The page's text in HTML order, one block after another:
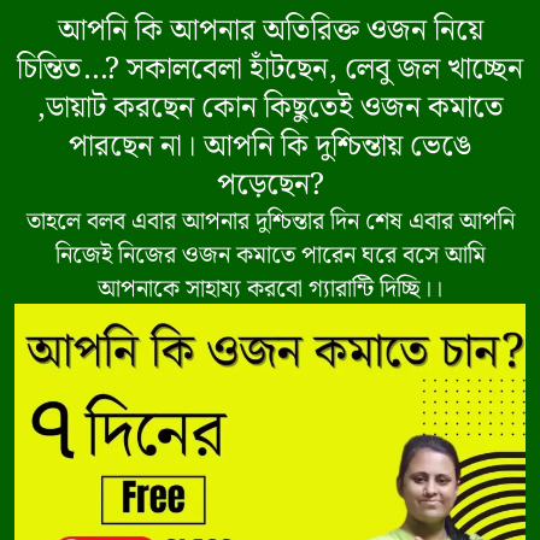
আপনি কি আপনার অতিরিক্ত ওজন নিয়ে
চিন্তিত...? সকালবেলা হাঁটছেন, লেবু জল খাচ্ছেন
,ডায়াট করছেন কোন কিছুতেই ওজন কমাতে
পারছেন না। আপনি কি দুশ্চিন্তায় ভেঙে
পড়েছেন?
তাহলে বলব এবার আপনার দুশ্চিন্তার দিন শেষ এবার আপনি
নিজেই নিজের ওজন কমাতে পারেন ঘরে বসে আমি
আপনাকে সাহায্য করবো গ্যারান্টি দিচ্ছি।।